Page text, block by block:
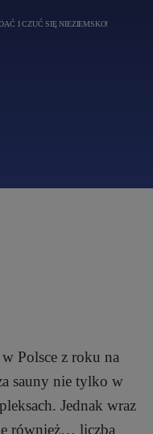
I CZUĆ SIĘ NIEZIEMSKO!
Polsce z roku na
sauny nie tylko w
Jednak wraz
również… liczba